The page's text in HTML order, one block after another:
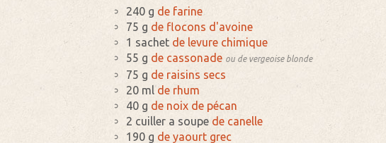
240 g de farine
75 g de flocons d'avoine
1 sachet de levure chimique
55 g de cassonade ou de vergeoise blonde
75 g de raisins secs
20 ml de rhum
40 g de noix de pécan
2 cuiller a soupe de canelle
190 g de yaourt grec